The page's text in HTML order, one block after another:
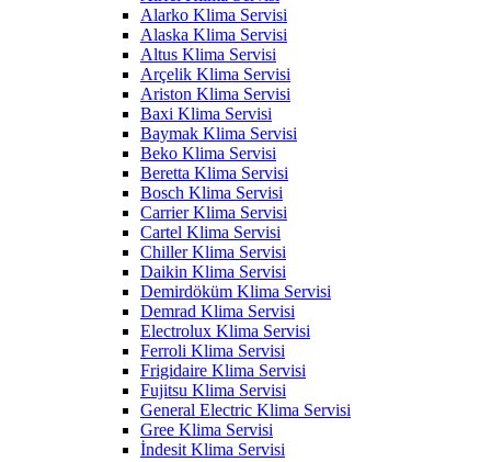
Alarko Klima Servisi
Alaska Klima Servisi
Altus Klima Servisi
Arçelik Klima Servisi
Ariston Klima Servisi
Baxi Klima Servisi
Baymak Klima Servisi
Beko Klima Servisi
Beretta Klima Servisi
Bosch Klima Servisi
Carrier Klima Servisi
Cartel Klima Servisi
Chiller Klima Servisi
Daikin Klima Servisi
Demirdöküm Klima Servisi
Demrad Klima Servisi
Electrolux Klima Servisi
Ferroli Klima Servisi
Frigidaire Klima Servisi
Fujitsu Klima Servisi
General Electric Klima Servisi
Gree Klima Servisi
İndesit Klima Servisi